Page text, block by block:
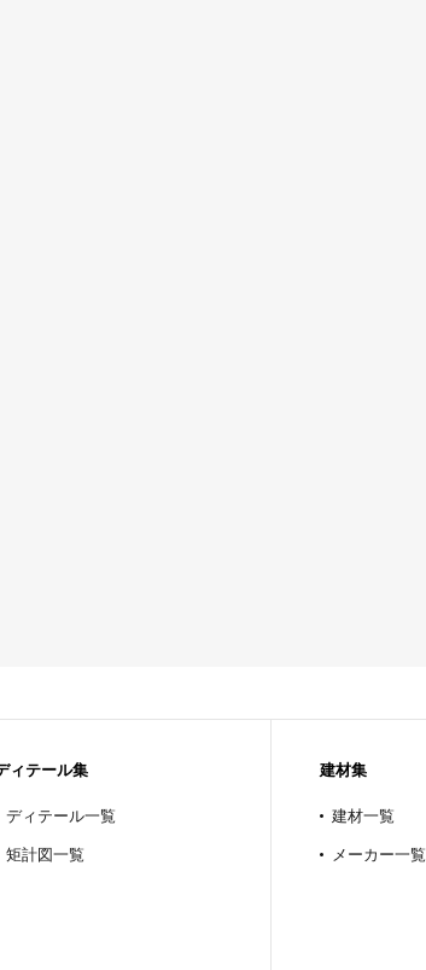
ィテール集
ディテール一覧
矩計図一覧
建材集
建材一覧
メーカー一覧